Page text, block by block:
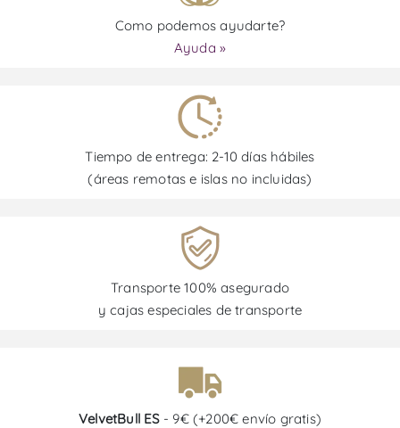
Como podemos ayudarte?
Ayuda »
Tiempo de entrega: 2-10 días hábiles
(áreas remotas e islas no incluidas)
Transporte 100% asegurado
y cajas especiales de transporte
VelvetBull ES- 9€ (+200€ envío gratis)